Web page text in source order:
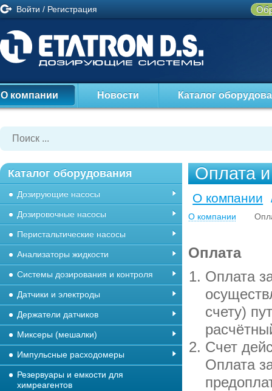
Войти / Регистрация
О компании Новости Каталог
Оплата
О компании
О компании
Оплата
Оплата
счету)
Счет
Оплата
Каталог оборудования
Дозирующие насосы
Дозировочные насосы
Перистальтические насосы
Анализаторы жидкости
Системы дозирования и контроля
Датчики и электроды
Держатели датчиков
Миксеры (мешалки)
Импульсные расходомеры
Резервуары и емкости для
химреагентов